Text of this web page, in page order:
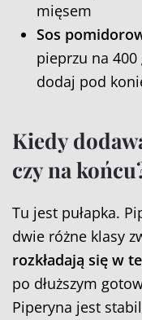
mięsem
Sos
pieprzu na
dodaj pod
Kiedy
czy na
Tu jest pułapka.
dwie różne klasy
rozkładają się w
po dłuższym
Piperyna jest